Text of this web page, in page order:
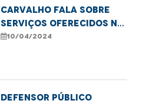
Carvalho fala sobre
serviços oferecidos na
campanha para emissão
10/04/2024
Defensor público